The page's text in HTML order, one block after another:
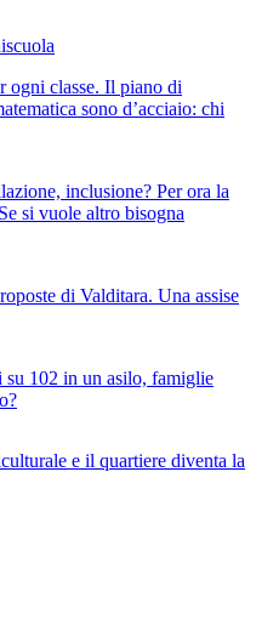
scuola
ogni classe. Il piano di
sono d’acciaio: chi
inclusione? Per ora la
si vuole altro bisogna
di Valditara. Una assise
102 in un asilo, famiglie
e il quartiere diventa la